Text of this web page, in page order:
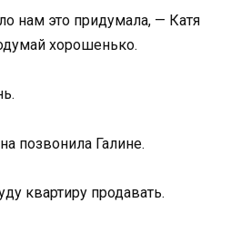
нам это придумала, — Катя
хорошенько.
позвонила Галине.
квартиру продавать.